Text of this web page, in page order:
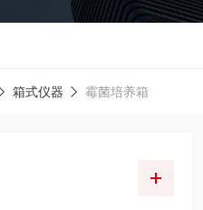
箱式仪器 霉菌培养箱